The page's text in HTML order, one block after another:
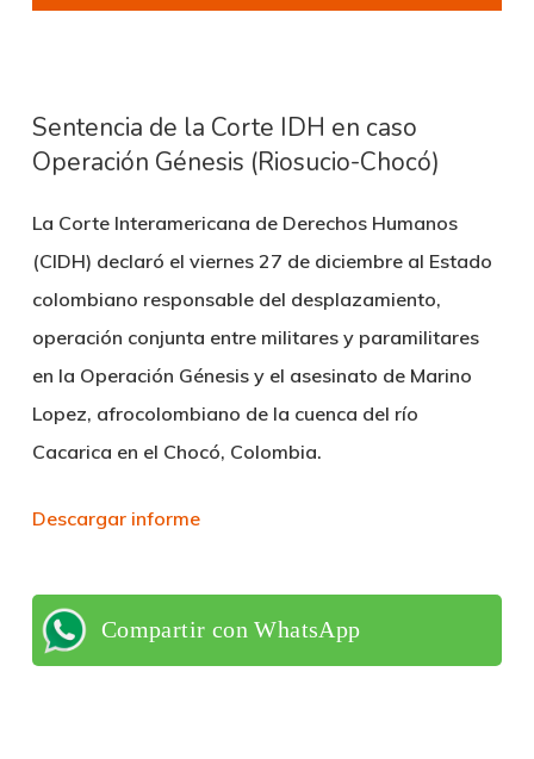
Sentencia de la Corte IDH en caso
Operación Génesis (Riosucio-Chocó)
La Corte Interamericana de Derechos Humanos
(CIDH) declaró el viernes 27 de diciembre al Estado
colombiano responsable del desplazamiento,
operación conjunta entre militares y paramilitares
en la Operación Génesis y el asesinato de Marino
Lopez, afrocolombiano de la cuenca del río
Cacarica en el Chocó, Colombia.
Descargar informe
Compartir con WhatsApp